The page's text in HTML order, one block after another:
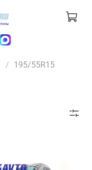
195/55R15